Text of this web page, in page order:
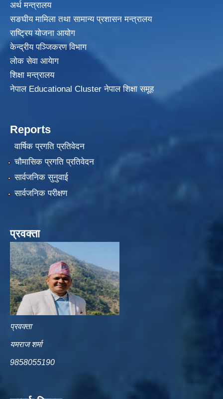
अर्थ मन्त्रालय
सङघीय मामिला तथा सामान्य प्रशासन मन्त्रालय
राष्ट्रिय योजना आयोग
केन्द्रीय पञ्जिकरण विभाग
लोक सेवा आयेाग
शिक्षा मन्त्रालय
नेपाल Educational Cluster नेपाल शिक्षा समूह
Reports
वार्षिक प्रगति प्रतिवेदन
चौमासिक प्रगति प्रतिवेदन
सार्वजनिक सुनुवाई
सार्वजनिक परीक्षण
प्रवक्ता
प्रवक्ता
यमराज शर्मा
9858055190